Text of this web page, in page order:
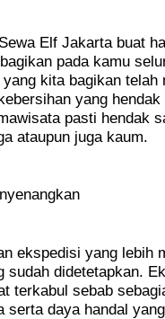
Elf Jakarta buat
pada kamu
kita bagikan
yang
pasti hendak
ataupun juga kaum.
ekspedisi yang lebih
sudah didetetapkan.
terkabul sebab
serta daya handal